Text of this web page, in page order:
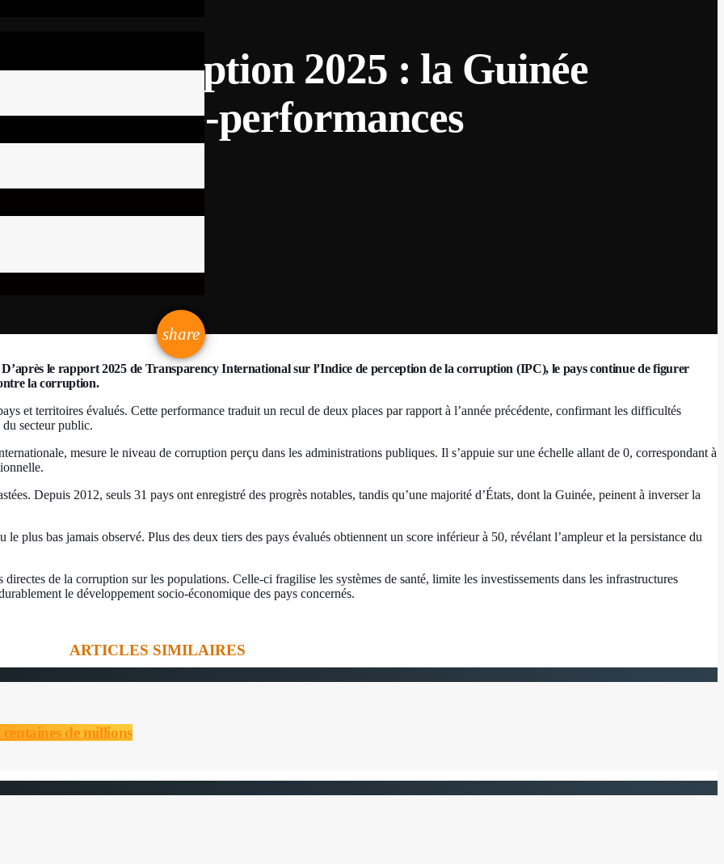
de la corruption 2025 : la Guinée
les contre-performances
share
email
le rapport 2025 de Transparency International sur l’Indice de perception de la corruption (IPC), le pays continue de figurer
la corruption.
et territoires évalués. Cette performance traduit un recul de deux places par rapport à l’année précédente, confirmant les difficultés
secteur public.
mesure le niveau de corruption perçu dans les administrations publiques. Il s’appuie sur une échelle allant de 0, correspondant à
Depuis 2012, seuls 31 pays ont enregistré des progrès notables, tandis qu’une majorité d’États, dont la Guinée, peinent à inverser la
plus bas jamais observé. Plus des deux tiers des pays évalués obtiennent un score inférieur à 50, révélant l’ampleur et la persistance du
de la corruption sur les populations. Celle-ci fragilise les systèmes de santé, limite les investissements dans les infrastructures
le développement socio-économique des pays concernés.
ARTICLES SIMILAIRES
centaines de millions